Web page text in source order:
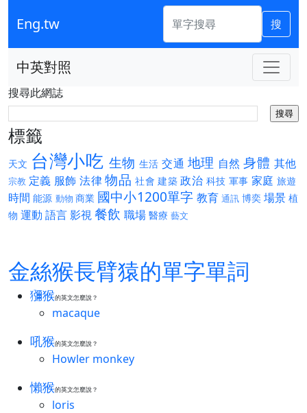
Eng.tw 搜
中英對照
搜尋此網誌
標籤
天文 台灣小吃 生物 生活 交通 地理 自然 身體 其他
宗教 定義 服飾 法律物品 社會 建築 政治 科技 軍事 家庭 旅遊
時間 能源 動物 商業 國中小1200單字 教育 通訊 博奕 場景 植
物 運動 語言影視餐飲 職場 醫療 藝文
金絲猴長臂猿的單字單詞
獼猴的英文怎麼說？
macaque
吼猴的英文怎麼說？
Howler monkey
懶猴的英文怎麼說？
loris